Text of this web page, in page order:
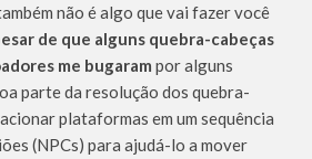
não é algo que vai fazer você
de que alguns quebra-cabeças
me bugaram por alguns
parte da resolução dos quebra-
plataformas em um sequência
(NPCs) para ajudá-lo a mover